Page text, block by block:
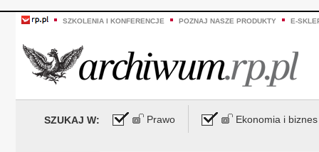
SZKOLENIA I KONFERENCJE POZNAJ NASZE PRODUKTY E-
SZUKAJ W: Prawo Ekonomia i biznes